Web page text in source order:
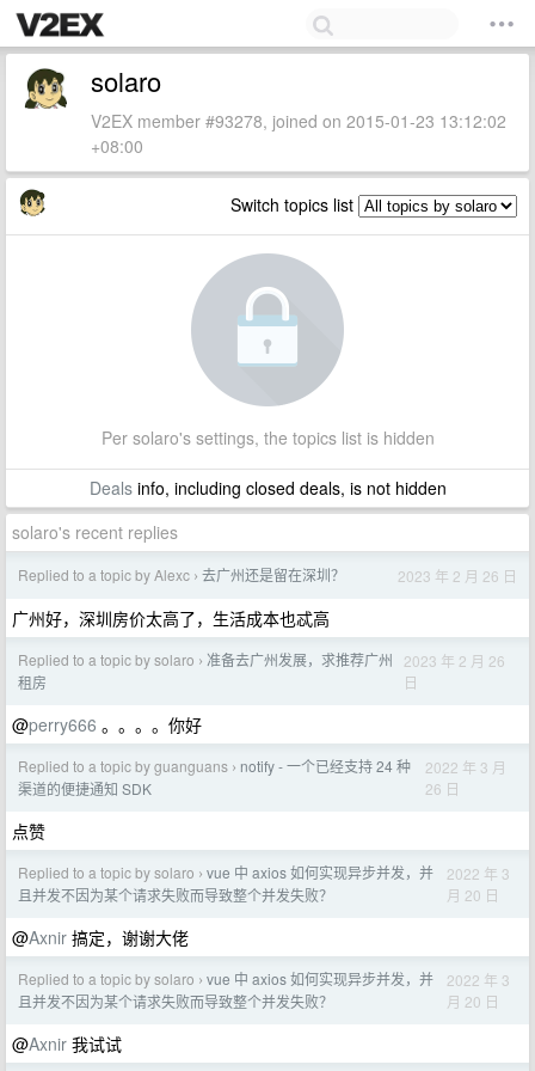
solaro
V2EX member #93278, joined on 2015-01-23 13:12:02
+08:00
Switch topics list
Per solaro's settings, the topics list is hidden
Dealsinfo, including closed deals, is not hidden
solaro's recent replies
Replied to a topic by Alexc › 去广州还是留在深圳？ 2023 年 2 月 26 日
广州好，深圳房价太高了，生活成本也忒高
Replied to a topic by solaro › 准备去广州发展，求推荐广州
租房
2023 年 2 月 26
日
@perry666 。。。。你好
Replied to a topic by guanguans › notify - 一个已经支持 24 种
渠道的便捷通知 SDK
2022 年 3 月
26 日
点赞
Replied to a topic by solaro › vue 中 axios 如何实现异步并发，并
且并发不因为某个请求失败而导致整个并发失败？
2022 年 3
月 20 日
@Axnir 搞定，谢谢大佬
Replied to a topic by solaro › vue 中 axios 如何实现异步并发，并
且并发不因为某个请求失败而导致整个并发失败？
2022 年 3
月 20 日
@Axnir 我试试